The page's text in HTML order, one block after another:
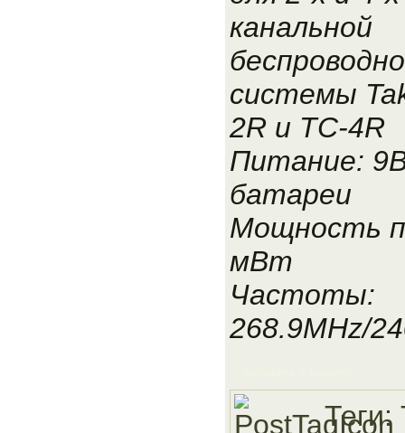
канальной
системы
2R и TC-4R
Питание:
батареи
Мощность
мВт
Частоты:
268.9MHz/
Теги: